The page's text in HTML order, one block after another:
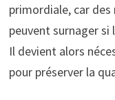
primordiale, car
peuvent surnager si
Il devient alors
pour préserver la